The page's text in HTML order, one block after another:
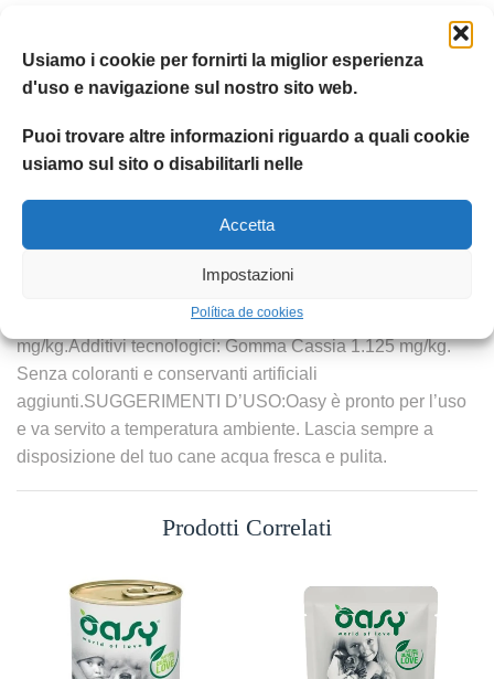
Usiamo i cookie per fornirti la miglior esperienza
d'uso e navigazione sul nostro sito web.
Puoi trovare altre informazioni riguardo a quali cookie
usiamo sul sito o disabilitarli nelle
Accetta
Impostazioni
Política de cookies
Composizione: pollo 26% (di cui carne di pollo fresca 4%),
pesce 7,5%, tacchino 7,5%, riso, mais macinato, polpa di
barbabietola, olio di semi di girasole, sale
iodato.Componenti analitici: proteina grezza 7%, grassi
grezzi 4%, ceneri grezze 2,5%, fibre grezze 1%, umidità
Vitamina D3: 303 IU/kg, zinco (solfato di zinco monoidrato):
43,81 mg/kg, ferro (carbonato di ferro (II)): 13,5 mg/kg, rame
(solfato di rame(II) pentaidrato): 7,05 mg/kg, iodio (ioduro di
monoidrato): 3,51 mg/kg, selenio (selenito di sodio): 0,18
mg/kg.Additivi tecnologici: Gomma Cassia 1.125 mg/kg.
Senza coloranti e conservanti artificiali
aggiunti.SUGGERIMENTI D’USO:Oasy è pronto per l’uso
e va servito a temperatura ambiente. Lascia sempre a
disposizione del tuo cane acqua fresca e pulita.
Prodotti Correlati